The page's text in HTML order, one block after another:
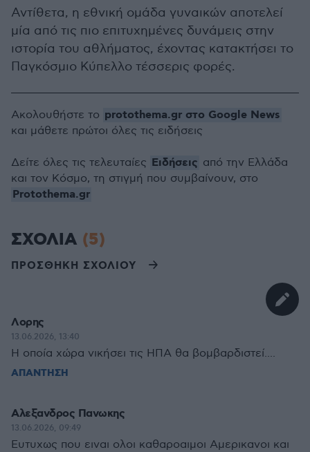
Αντίθετα, η εθνική ομάδα γυναικών αποτελεί
μία από τις πιο επιτυχημένες δυνάμεις στην
ιστορία του αθλήματος, έχοντας κατακτήσει το
Παγκόσμιο Κύπελλο τέσσερις φορές.
Ακολουθήστε το protothema.gr στο Google News
και μάθετε πρώτοι όλες τις ειδήσεις
Δείτε όλες τις τελευταίες Ειδήσεις από την Ελλάδα
και τον Κόσμο, τη στιγμή που συμβαίνουν, στο
Protothema.gr
ΣΧΟΛΙΑ (5)
ΠΡΟΣΘΗΚΗ ΣΧΟΛΙΟΥ
Λορης
13.06.2026, 13:40
Η οποία χώρα νικήσει τις ΗΠΑ θα βομβαρδιστεί....
ΑΠΑΝΤΗΣΗ
Αλεξανδρος Πανωκης
13.06.2026, 09:49
Ευτυχως που ειναι ολοι καθαροαιμοι Αμερικανοι και